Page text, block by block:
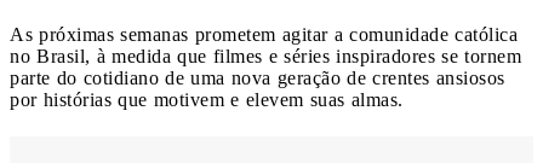
As próximas semanas prometem agitar a comunidade católica
no Brasil, à medida que filmes e séries inspiradores se tornem
parte do cotidiano de uma nova geração de crentes ansiosos
por histórias que motivem e elevem suas almas.